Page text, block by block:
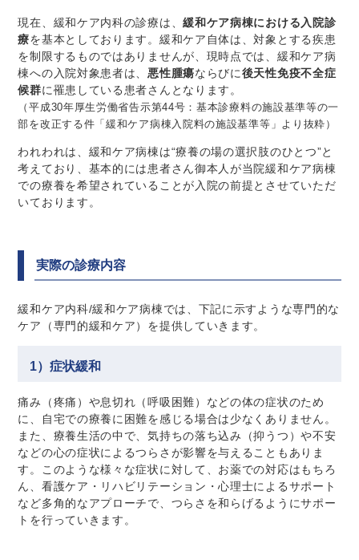
現在、緩和ケア内科の診療は、緩和ケア病棟における入院診
療を基本としております。緩和ケア自体は、対象とする疾患
を制限するものではありませんが、現時点では、緩和ケア病
棟への入院対象患者は、 悪性腫瘍ならびに後天性免疫不全症
候群に罹患している患者さんとなります。
（平成30年厚生労働省告示第44号：基本診療料の施設基準等の一
部を改正する件「緩和ケア病棟入院料の施設基準等」より抜粋）
われわれは、緩和ケア病棟は“療養の場の選択肢のひとつ”と
考えており、基本的には患者さん御本人が当院緩和ケア病棟
での療養を希望されていることが入院の前提とさせていただ
いております。
実際の診療内容
緩和ケア内科/緩和ケア病棟では、下記に示すような専門的な
ケア（専門的緩和ケア）を提供していきます。
1）症状緩和
痛み（疼痛）や息切れ（呼吸困難）などの体の症状のため
に、自宅での療養に困難を感じる場合は少なくありません。
また、療養生活の中で、気持ちの落ち込み（抑うつ）や不安
などの心の症状によるつらさが影響を与えることもありま
す。このような様々な症状に対して、お薬での対応はもちろ
ん、看護ケア・リハビリテーション・心理士によるサポート
など多角的なアプローチで、つらさを和らげるようにサポー
トを行っていきます。